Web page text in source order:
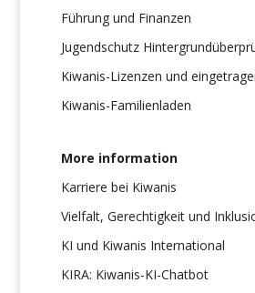
Führung und Finanzen
Jugendschutz
Kiwanis-Lizenzen und
Kiwanis-Familienladen
More information
Karriere bei Kiwanis
Vielfalt, Gerechtigkeit und
KI und Kiwanis International
KIRA: Kiwanis-KI-Chatbot